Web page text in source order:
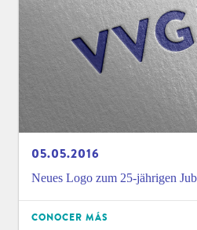
05.05.2016
Neues Logo zum 25-jährigen
CONOCER MÁS